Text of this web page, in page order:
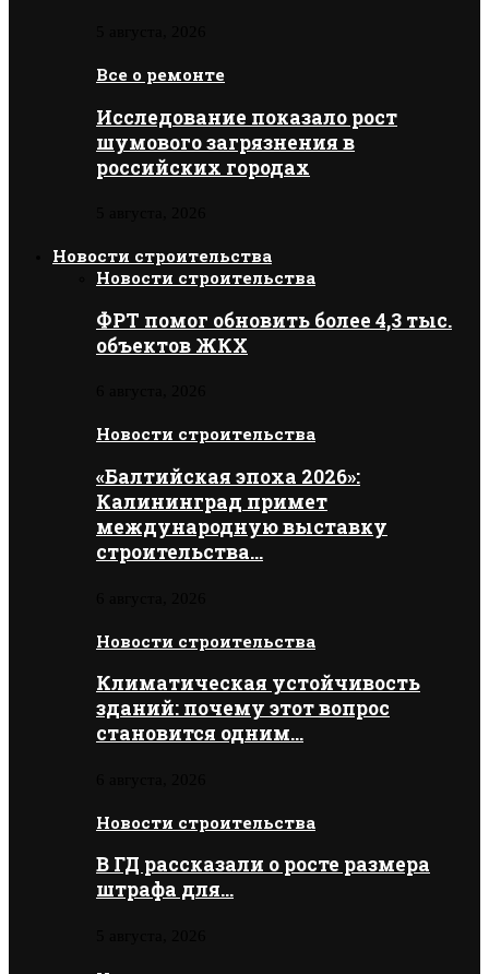
Все о ремонте
Исследование показало рост
шумового загрязнения в
российских городах
Новости строительства
Новости строительства
ФРТ помог обновить более 4,3 тыс.
объектов ЖКХ
Новости строительства
«Балтийская эпоха 2026»:
Калининград примет
международную выставку
строительства…
Новости строительства
Климатическая устойчивость
зданий: почему этот вопрос
становится одним…
Новости строительства
В ГД рассказали о росте размера
штрафа для…